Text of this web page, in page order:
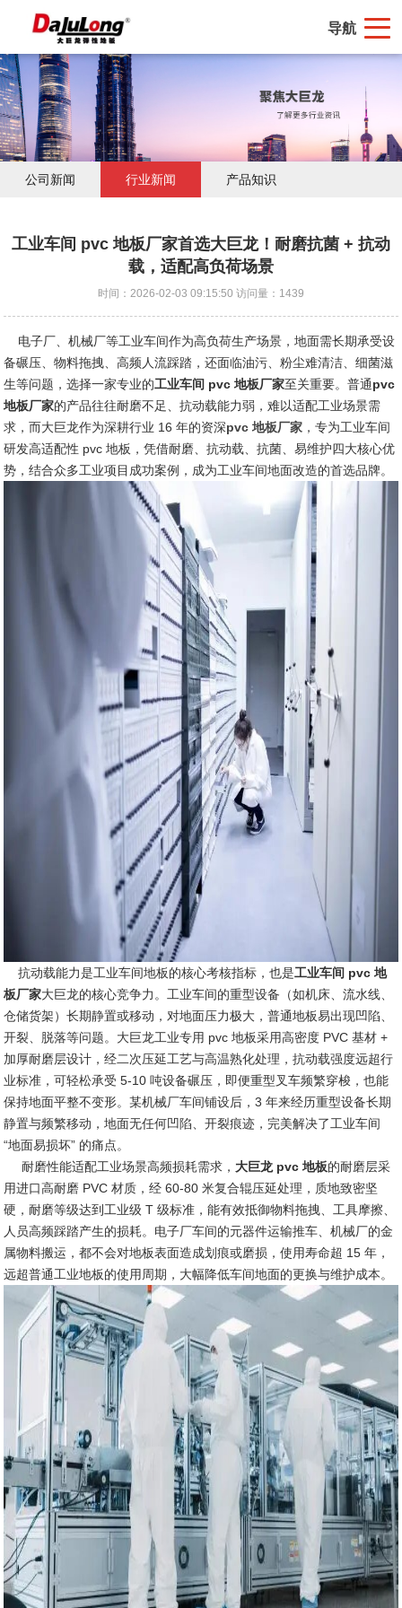
导航
公司新闻 行业新闻 产品知识
工业车间 pvc 地板厂家首选大巨龙！耐磨抗菌 + 抗动
载，适配高负荷场景
时间：2026-02-03 09:15:50 访问量：1439
电子厂、机械厂等工业车间作为高负荷生产场景，地面需长期承受设
备碾压、物料拖拽、高频人流踩踏，还面临油污、粉尘难清洁、细菌滋
生等问题，选择一家专业的工业车间 pvc 地板厂家至关重要。普通pvc
地板厂家的产品往往耐磨不足、抗动载能力弱，难以适配工业场景需
求，而大巨龙作为深耕行业 16 年的资深pvc 地板厂家 ，专为工业车间
研发高适配性 pvc 地板，凭借耐磨、抗动载、抗菌、易维护四大核心优
势，结合众多工业项目成功案例，成为工业车间地面改造的首选品牌。
抗动载能力是工业车间地板的核心考核指标，也是工业车间 pvc 地
板厂家大巨龙的核心竞争力。工业车间的重型设备（如机床、流水线、
仓储货架）长期静置或移动，对地面压力极大，普通地板易出现凹陷、
开裂、脱落等问题。大巨龙工业专用 pvc 地板采用高密度 PVC 基材 +
加厚耐磨层设计，经二次压延工艺与高温熟化处理，抗动载强度远超行
业标准，可轻松承受 5-10 吨设备碾压，即便重型叉车频繁穿梭，也能
保持地面平整不变形。某机械厂车间铺设后，3 年来经历重型设备长期
静置与频繁移动，地面无任何凹陷、开裂痕迹，完美解决了工业车间
“地面易损坏” 的痛点。
耐磨性能适配工业场景高频损耗需求， 大巨龙 pvc 地板的耐磨层采
用进口高耐磨 PVC 材质，经 60-80 米复合辊压延处理，质地致密坚
硬，耐磨等级达到工业级 T 级标准，能有效抵御物料拖拽、工具摩擦、
人员高频踩踏产生的损耗。电子厂车间的元器件运输推车、机械厂的金
属物料搬运，都不会对地板表面造成划痕或磨损，使用寿命超 15 年，
远超普通工业地板的使用周期，大幅降低车间地面的更换与维护成本。